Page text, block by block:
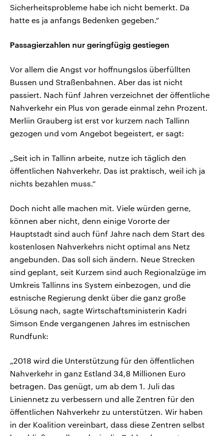
Sicherheitsprobleme habe ich nicht bemerkt. Da
hatte es ja anfangs Bedenken gegeben.“
Passagierzahlen nur geringfügig gestiegen
Vor allem die Angst vor hoffnungslos überfüllten
Bussen und Straßenbahnen. Aber das ist nicht
passiert. Nach fünf Jahren verzeichnet der öffentliche
Nahverkehr ein Plus von gerade einmal zehn Prozent.
Merliin Grauberg ist erst vor kurzem nach Tallinn
gezogen und vom Angebot begeistert, er sagt:
„Seit ich in Tallinn arbeite, nutze ich täglich den
öffentlichen Nahverkehr. Das ist praktisch, weil ich ja
nichts bezahlen muss.“
Doch nicht alle machen mit. Viele würden gerne,
können aber nicht, denn einige Vororte der
Hauptstadt sind auch fünf Jahre nach dem Start des
kostenlosen Nahverkehrs nicht optimal ans Netz
angebunden. Das soll sich ändern. Neue Strecken
sind geplant, seit Kurzem sind auch Regionalzüge im
Umkreis Tallinns ins System einbezogen, und die
estnische Regierung denkt über die ganz große
Lösung nach, sagte Wirtschaftsministerin Kadri
Simson Ende vergangenen Jahres im estnischen
Rundfunk:
„2018 wird die Unterstützung für den öffentlichen
Nahverkehr in ganz Estland 34,8 Millionen Euro
betragen. Das genügt, um ab dem 1. Juli das
Liniennetz zu verbessern und alle Zentren für den
öffentlichen Nahverkehr zu unterstützen. Wir haben
in der Koalition vereinbart, dass diese Zentren selbst